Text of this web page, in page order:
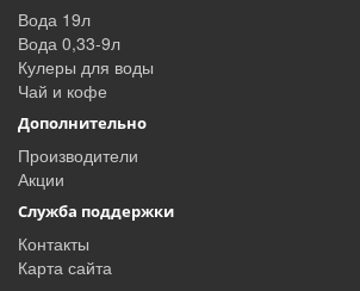
Вода 19л
Вода 0,33-9л
Кулеры для воды
Чай и кофе
Дополнительно
Производители
Акции
Служба поддержки
Контакты
Карта сайта